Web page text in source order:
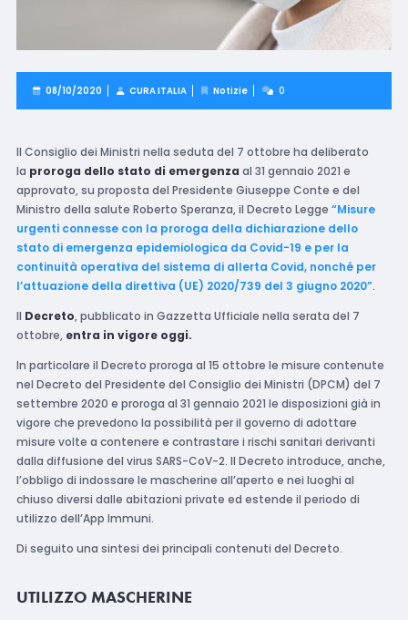
08/10/2020 CURA ITALIA Notizie 0
Il Consiglio dei Ministri nella seduta del 7 ottobre ha deliberato
la proroga dello stato di emergenza al 31 gennaio 2021 e
approvato, su proposta del Presidente Giuseppe Conte e del
Ministro della salute Roberto Speranza, il Decreto Legge “Misure
urgenti connesse con la proroga della dichiarazione dello
stato di emergenza epidemiologica da Covid-19 e per la
continuità operativa del sistema di allerta Covid, nonché per
l’attuazione della direttiva (UE) 2020/739 del 3 giugno 2020”.
Il Decreto, pubblicato in Gazzetta Ufficiale nella serata del 7
ottobre, entra in vigore oggi.
In particolare il Decreto proroga al 15 ottobre le misure contenute
nel Decreto del Presidente del Consiglio dei Ministri (DPCM) del 7
settembre 2020 e proroga al 31 gennaio 2021 le disposizioni già in
vigore che prevedono la possibilità per il governo di adottare
misure volte a contenere e contrastare i rischi sanitari derivanti
dalla diffusione del virus SARS-CoV-2. Il Decreto introduce, anche,
l’obbligo di indossare le mascherine all’aperto e nei luoghi al
chiuso diversi dalle abitazioni private ed estende il periodo di
utilizzo dell’App Immuni.
Di seguito una sintesi dei principali contenuti del Decreto.
UTILIZZO MASCHERINE